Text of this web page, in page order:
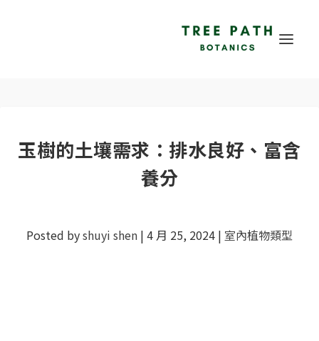
玉樹的土壤需求：排水良好、富含
養分
Posted byshuyi shen | 4 月 25, 2024 | 室內植物類型